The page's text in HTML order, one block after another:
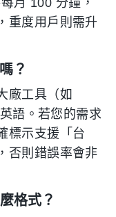
重度用戶則需升
？
廠工具（如
語。若您的需求
標示支援「台
否則錯誤率會非
格式？